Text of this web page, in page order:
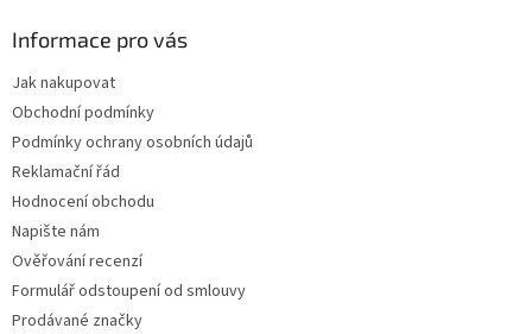
Informace pro vás
Jak nakupovat
Obchodní podmínky
Podmínky ochrany osobních údajů
Reklamační řád
Hodnocení obchodu
Napište nám
Ověřování recenzí
Formulář odstoupení od smlouvy
Prodávané značky